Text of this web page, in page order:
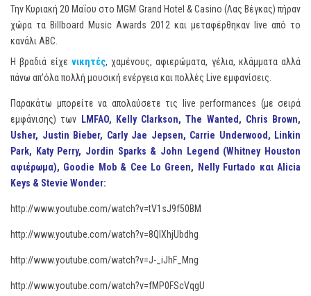
Την Κυριακή 20 Μαΐου στο MGM Grand Hotel & Casino (Λας Βέγκας) πήραν
χώρα τα Billboard Music Awards 2012 και μεταφέρθηκαν live από το
κανάλι ABC.
Η βραδιά είχε νικητές, χαμένους, αφιερώματα, γέλια, κλάμματα αλλά
πάνω απ’όλα πολλή μουσική ενέργεια και πολλές Live εμφανίσεις.
Παρακάτω μπορείτε να απολαύσετε τις live performances (με σειρά
εμφάνισης) των
LMFAO, Kelly Clarkson, The Wanted, Chris Brown,
Usher, Justin Bieber, Carly Jae Jepsen, Carrie Underwood, Linkin
Park, Katy Perry, Jordin Sparks & John Legend (Whitney Houston
αφιέρωμα), Goodie Mob & Cee Lo Green, Nelly Furtado και Alicia
Keys & Stevie Wonder:
http://www.youtube.com/watch?v=tV1sJ9f50BM
http://www.youtube.com/watch?v=8QlXhjUbdhg
http://www.youtube.com/watch?v=J-_iJhF_Mng
http://www.youtube.com/watch?v=fMP0FScVqgU